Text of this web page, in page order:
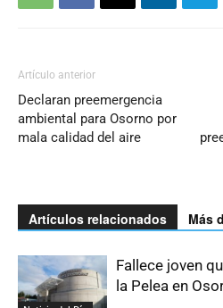
Artículo anterior
Declaran preemergencia
ambiental para Osorno por
mala calidad del aire
Artículos relacionados Más
Fallece joven
la Pelea en